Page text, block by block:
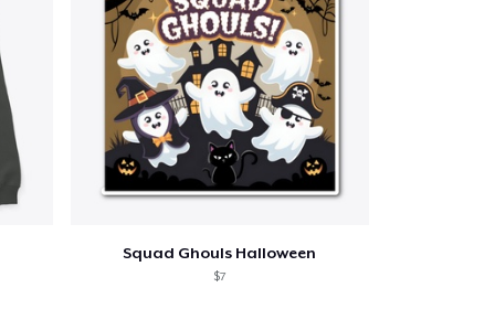
Squad Ghouls Halloween
$7